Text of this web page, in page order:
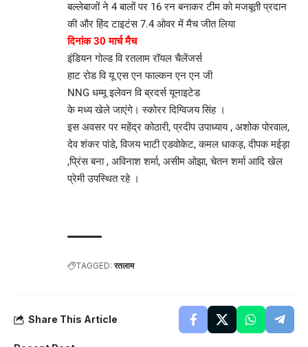
बल्लेबाजों ने 4 बालों पर 16 रन बनाकर टीम को मजबूती प्रदान
की और हिंद टाइटंस 7.4 ओवर में मैच जीत लिया
दिनांक 30 मार्च मैच
इंडियन गोल्ड वि रतलाम रॉयल चैलेंजर्स
हाट रोड वि यू एस एन फाल्कन एन एन जी
NNG धम्मू इलेवन वि ब्रदर्स यूनाइटेड
के मध्य खेले जाएंगे। स्कोरर दिग्विजय सिंह ।
इस अवसर पर महेंद्र कोठारी, प्रदीप उपाध्याय , अशोक पोरवाल,
देव शंकर पांडे, विजय भाटी एडवोकेट, कमल धाकड़, दीपक मईड़ा
,प्रिंस बना , अविनाश शर्मा, असीम ओझा, चेतन शर्मा आदि खेल
प्रेमी उपस्थित रहे ।
TAGGED: रतलाम
Share This Article